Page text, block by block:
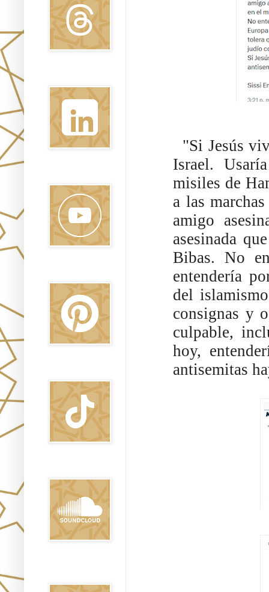
"Si Jesús
Israel.
misiles de
a las
amigo
asesinada
Bibas. No
entendería
del
consignas y
culpable,
hoy,
antisemitas